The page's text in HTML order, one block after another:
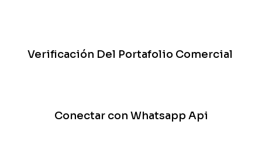
Verificación Del Portafolio Comercial
Conectar con Whatsapp Api